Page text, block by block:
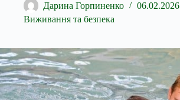
Дарина Горпиненко
06.02.2026
Виживання та безпека